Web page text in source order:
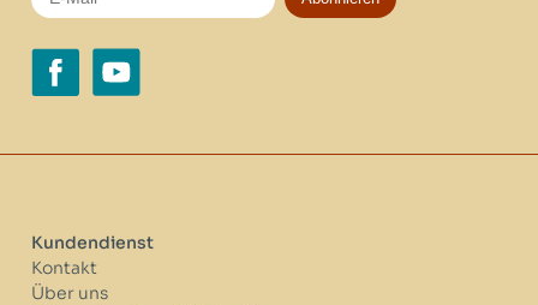
Kundendienst
Kontakt
Über uns